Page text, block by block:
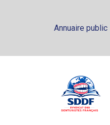
Annuaire public